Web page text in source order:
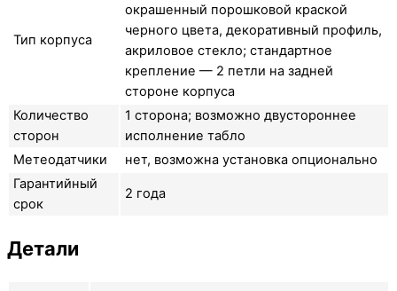
Тип корпуса
окрашенный порошковой краской
черного цвета, декоративный профиль,
акриловое стекло; стандартное
крепление — 2 петли на задней
стороне корпуса
Количество
сторон
1 сторона; возможно двустороннее
исполнение табло
Метеодатчики
нет, возможна установка опционально
Гарантийный
срок
2 года
Детали